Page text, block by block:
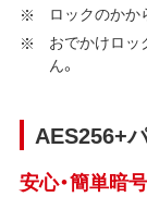
ロックのかか
おでかけロッ
ん。
AES256+
安心・簡単暗